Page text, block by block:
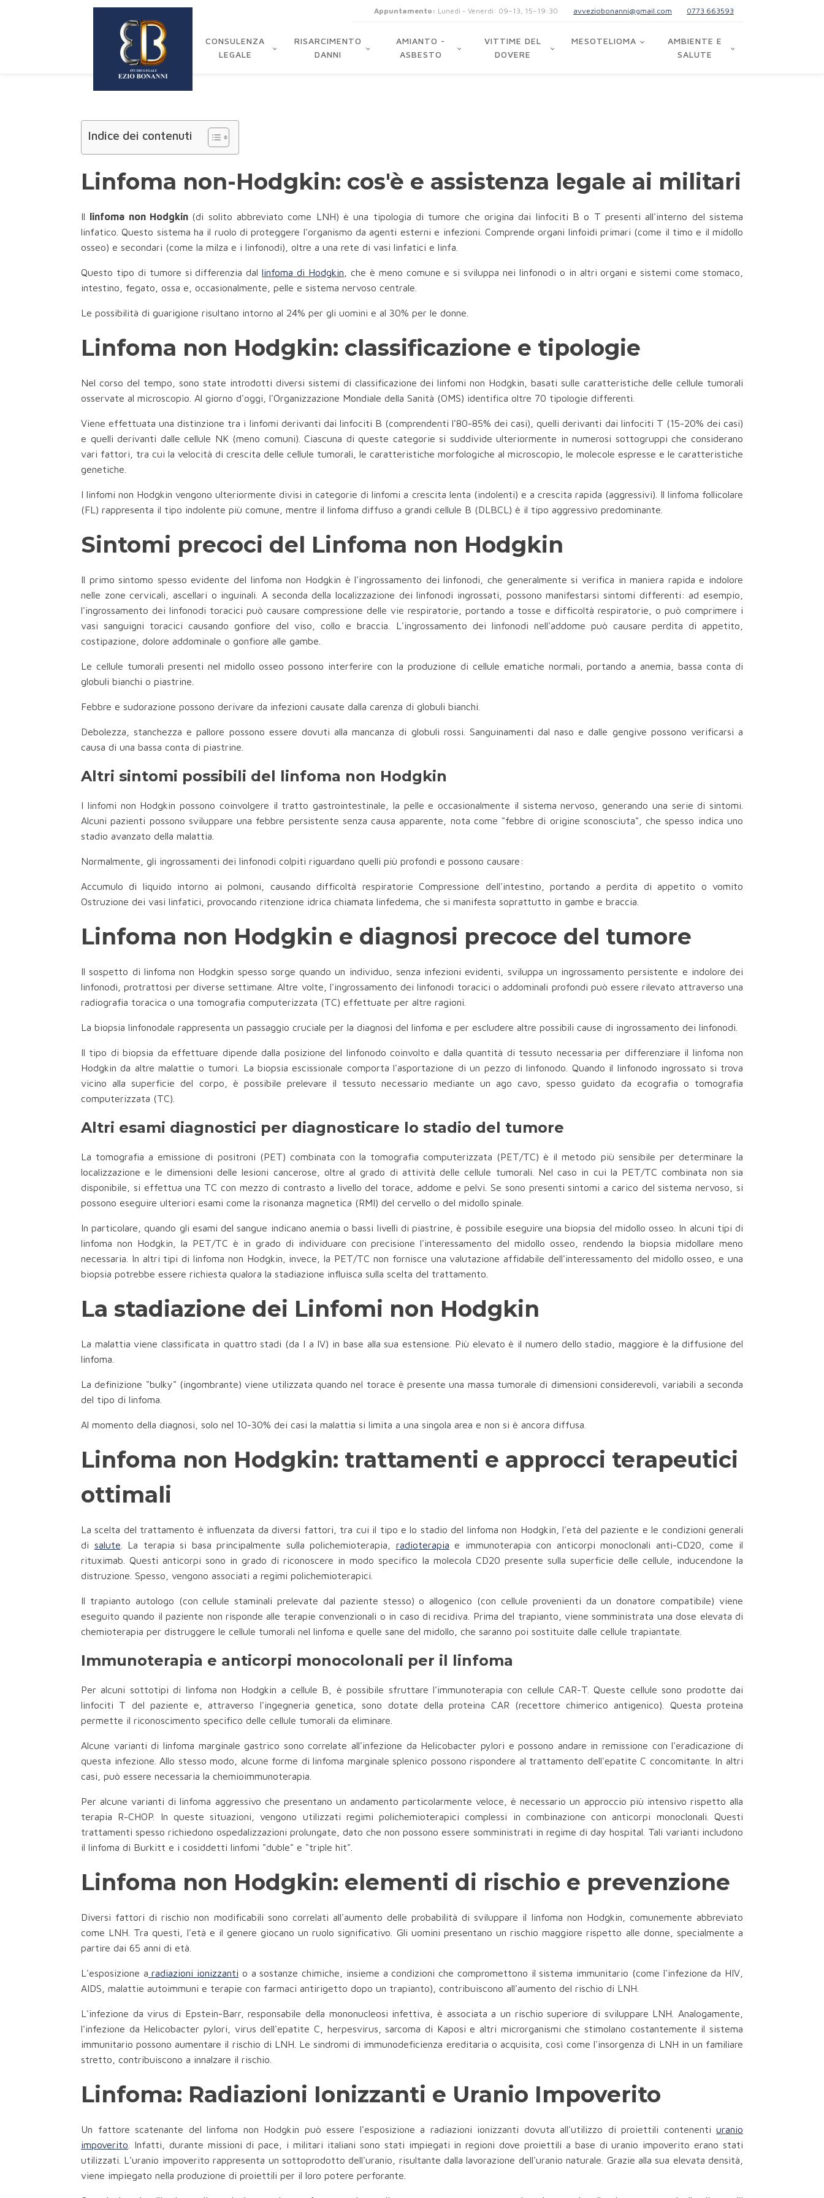
Appuntamento: Lunedi - Venerdi: 09–13, 15–19:30 avveziobonanni@gmail.com 0773 663593
CONSULENZA
LEGALE
RISARCIMENTO
DANNI
AMIANTO -
ASBESTO
VITTIME DEL
DOVERE
MESOTELIOMA
AMBIENTE E
SALUTE
Indice dei contenuti
Linfoma non-Hodgkin: cos'è e assistenza legale ai militari
Il linfoma non Hodgkin (di solito abbreviato come LNH) è una tipologia di tumore che origina dai linfociti B o T presenti all'interno del sistema
linfatico. Questo sistema ha il ruolo di proteggere l'organismo da agenti esterni e infezioni. Comprende organi linfoidi primari (come il timo e il midollo
osseo) e secondari (come la milza e i linfonodi), oltre a una rete di vasi linfatici e linfa.
Questo tipo di tumore si differenzia dallinfoma di Hodgkin , che è meno comune e si sviluppa nei linfonodi o in altri organi e sistemi come stomaco,
intestino, fegato, ossa e, occasionalmente, pelle e sistema nervoso centrale.
Le possibilità di guarigione risultano intorno al 24% per gli uomini e al 30% per le donne.
Linfoma non Hodgkin: classificazione e tipologie
Nel corso del tempo, sono state introdotti diversi sistemi di classificazione dei linfomi non Hodgkin, basati sulle caratteristiche delle cellule tumorali
osservate al microscopio. Al giorno d'oggi, l'Organizzazione Mondiale della Sanità (OMS) identifica oltre 70 tipologie differenti.
Viene effettuata una distinzione tra i linfomi derivanti dai linfociti B (comprendenti l'80-85% dei casi), quelli derivanti dai linfociti T (15-20% dei casi)
e quelli derivanti dalle cellule NK (meno comuni). Ciascuna di queste categorie si suddivide ulteriormente in numerosi sottogruppi che considerano
vari fattori, tra cui la velocità di crescita delle cellule tumorali, le caratteristiche morfologiche al microscopio, le molecole espresse e le caratteristiche
genetiche.
I linfomi non Hodgkin vengono ulteriormente divisi in categorie di linfomi a crescita lenta (indolenti) e a crescita rapida (aggressivi). Il linfoma follicolare
(FL) rappresenta il tipo indolente più comune, mentre il linfoma diffuso a grandi cellule B (DLBCL) è il tipo aggressivo predominante.
Sintomi precoci del Linfoma non Hodgkin
Il primo sintomo spesso evidente del linfoma non Hodgkin è l'ingrossamento dei linfonodi, che generalmente si verifica in maniera rapida e indolore
nelle zone cervicali, ascellari o inguinali. A seconda della localizzazione dei linfonodi ingrossati, possono manifestarsi sintomi differenti: ad esempio,
l'ingrossamento dei linfonodi toracici può causare compressione delle vie respiratorie, portando a tosse e difficoltà respiratorie, o può comprimere i
vasi sanguigni toracici causando gonfiore del viso, collo e braccia. L'ingrossamento dei linfonodi nell'addome può causare perdita di appetito,
costipazione, dolore addominale o gonfiore alle gambe.
Le cellule tumorali presenti nel midollo osseo possono interferire con la produzione di cellule ematiche normali, portando a anemia, bassa conta di
globuli bianchi o piastrine.
Febbre e sudorazione possono derivare da infezioni causate dalla carenza di globuli bianchi.
Debolezza, stanchezza e pallore possono essere dovuti alla mancanza di globuli rossi. Sanguinamenti dal naso e dalle gengive possono verificarsi a
causa di una bassa conta di piastrine.
Altri sintomi possibili del linfoma non Hodgkin
I linfomi non Hodgkin possono coinvolgere il tratto gastrointestinale, la pelle e occasionalmente il sistema nervoso, generando una serie di sintomi.
Alcuni pazienti possono sviluppare una febbre persistente senza causa apparente, nota come "febbre di origine sconosciuta", che spesso indica uno
stadio avanzato della malattia.
Normalmente, gli ingrossamenti dei linfonodi colpiti riguardano quelli più profondi e possono causare:
Accumulo di liquido intorno ai polmoni, causando difficoltà respiratorie Compressione dell'intestino, portando a perdita di appetito o vomito
Ostruzione dei vasi linfatici, provocando ritenzione idrica chiamata linfedema, che si manifesta soprattutto in gambe e braccia.
Linfoma non Hodgkin e diagnosi precoce del tumore
Il sospetto di linfoma non Hodgkin spesso sorge quando un individuo, senza infezioni evidenti, sviluppa un ingrossamento persistente e indolore dei
linfonodi, protrattosi per diverse settimane. Altre volte, l'ingrossamento dei linfonodi toracici o addominali profondi può essere rilevato attraverso una
radiografia toracica o una tomografia computerizzata (TC) effettuate per altre ragioni.
La biopsia linfonodale rappresenta un passaggio cruciale per la diagnosi del linfoma e per escludere altre possibili cause di ingrossamento dei linfonodi.
Il tipo di biopsia da effettuare dipende dalla posizione del linfonodo coinvolto e dalla quantità di tessuto necessaria per differenziare il linfoma non
Hodgkin da altre malattie o tumori. La biopsia escissionale comporta l'asportazione di un pezzo di linfonodo. Quando il linfonodo ingrossato si trova
vicino alla superficie del corpo, è possibile prelevare il tessuto necessario mediante un ago cavo, spesso guidato da ecografia o tomografia
computerizzata (TC).
Altri esami diagnostici per diagnosticare lo stadio del tumore
La tomografia a emissione di positroni (PET) combinata con la tomografia computerizzata (PET/TC) è il metodo più sensibile per determinare la
localizzazione e le dimensioni delle lesioni cancerose, oltre al grado di attività delle cellule tumorali. Nel caso in cui la PET/TC combinata non sia
disponibile, si effettua una TC con mezzo di contrasto a livello del torace, addome e pelvi. Se sono presenti sintomi a carico del sistema nervoso, si
possono eseguire ulteriori esami come la risonanza magnetica (RMI) del cervello o del midollo spinale.
In particolare, quando gli esami del sangue indicano anemia o bassi livelli di piastrine, è possibile eseguire una biopsia del midollo osseo. In alcuni tipi di
linfoma non Hodgkin, la PET/TC è in grado di individuare con precisione l'interessamento del midollo osseo, rendendo la biopsia midollare meno
necessaria. In altri tipi di linfoma non Hodgkin, invece, la PET/TC non fornisce una valutazione affidabile dell'interessamento del midollo osseo, e una
biopsia potrebbe essere richiesta qualora la stadiazione influisca sulla scelta del trattamento.
La stadiazione dei Linfomi non Hodgkin
La malattia viene classificata in quattro stadi (da I a IV) in base alla sua estensione. Più elevato è il numero dello stadio, maggiore è la diffusione del
linfoma.
La definizione "bulky" (ingombrante) viene utilizzata quando nel torace è presente una massa tumorale di dimensioni considerevoli, variabili a seconda
del tipo di linfoma.
Al momento della diagnosi, solo nel 10-30% dei casi la malattia si limita a una singola area e non si è ancora diffusa.
Linfoma non Hodgkin: trattamenti e approcci terapeutici
ottimali
La scelta del trattamento è influenzata da diversi fattori, tra cui il tipo e lo stadio del linfoma non Hodgkin, l'età del paziente e le condizioni generali
di salute . La terapia si basa principalmente sulla polichemioterapia, radioterapia e immunoterapia con anticorpi monoclonali anti-CD20, come il
rituximab. Questi anticorpi sono in grado di riconoscere in modo specifico la molecola CD20 presente sulla superficie delle cellule, inducendone la
distruzione. Spesso, vengono associati a regimi polichemioterapici.
Il trapianto autologo (con cellule staminali prelevate dal paziente stesso) o allogenico (con cellule provenienti da un donatore compatibile) viene
eseguito quando il paziente non risponde alle terapie convenzionali o in caso di recidiva. Prima del trapianto, viene somministrata una dose elevata di
chemioterapia per distruggere le cellule tumorali nel linfoma e quelle sane del midollo, che saranno poi sostituite dalle cellule trapiantate.
Immunoterapia e anticorpi monocolonali per il linfoma
Per alcuni sottotipi di linfoma non Hodgkin a cellule B, è possibile sfruttare l'immunoterapia con cellule CAR-T. Queste cellule sono prodotte dai
linfociti T del paziente e, attraverso l'ingegneria genetica, sono dotate della proteina CAR (recettore chimerico antigenico). Questa proteina
permette il riconoscimento specifico delle cellule tumorali da eliminare.
Alcune varianti di linfoma marginale gastrico sono correlate all'infezione da Helicobacter pylori e possono andare in remissione con l'eradicazione di
questa infezione. Allo stesso modo, alcune forme di linfoma marginale splenico possono rispondere al trattamento dell'epatite C concomitante. In altri
casi, può essere necessaria la chemioimmunoterapia.
Per alcune varianti di linfoma aggressivo che presentano un andamento particolarmente veloce, è necessario un approccio più intensivo rispetto alla
terapia R-CHOP. In queste situazioni, vengono utilizzati regimi polichemioterapici complessi in combinazione con anticorpi monoclonali. Questi
trattamenti spesso richiedono ospedalizzazioni prolungate, dato che non possono essere somministrati in regime di day hospital. Tali varianti includono
il linfoma di Burkitt e i cosiddetti linfomi "duble" e "triple hit".
Linfoma non Hodgkin: elementi di rischio e prevenzione
Diversi fattori di rischio non modificabili sono correlati all'aumento delle probabilità di sviluppare il linfoma non Hodgkin, comunemente abbreviato
come LNH. Tra questi, l'età e il genere giocano un ruolo significativo. Gli uomini presentano un rischio maggiore rispetto alle donne, specialmente a
partire dai 65 anni di età.
L'esposizione a radiazioni ionizzanti o a sostanze chimiche, insieme a condizioni che compromettono il sistema immunitario (come l'infezione da HIV,
AIDS, malattie autoimmuni e terapie con farmaci antirigetto dopo un trapianto), contribuiscono all'aumento del rischio di LNH.
L'infezione da virus di Epstein-Barr, responsabile della mononucleosi infettiva, è associata a un rischio superiore di sviluppare LNH. Analogamente,
l'infezione da Helicobacter pylori, virus dell'epatite C, herpesvirus, sarcoma di Kaposi e altri microrganismi che stimolano costantemente il sistema
immunitario possono aumentare il rischio di LNH. Le sindromi di immunodeficienza ereditaria o acquisita, così come l'insorgenza di LNH in un familiare
stretto, contribuiscono a innalzare il rischio.
Linfoma: Radiazioni Ionizzanti e Uranio Impoverito
Un fattore scatenante del linfoma non Hodgkin può essere l'esposizione a radiazioni ionizzanti dovuta all'utilizzo di proiettili contenenti uranio
impoverito . Infatti, durante missioni di pace, i militari italiani sono stati impiegati in regioni dove proiettili a base di uranio impoverito erano stati
utilizzati. L'uranio impoverito rappresenta un sottoprodotto dell'uranio, risultante dalla lavorazione dell'uranio naturale. Grazie alla sua elevata densità,
viene impiegato nella produzione di proiettili per il loro potere perforante.